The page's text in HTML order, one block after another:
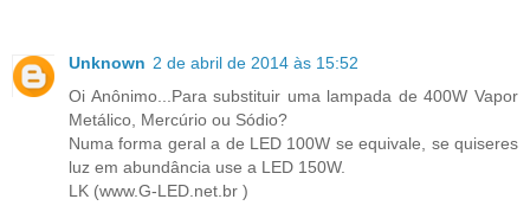
Unknown 2 de abril de 2014 às 15:52
Oi Anônimo...Para substituir uma lampada de 400W Vapor
Metálico, Mercúrio ou Sódio?
Numa forma geral a de LED 100W se equivale, se quiseres
luz em abundância use a LED 150W.
LK (www.G-LED.net.br )